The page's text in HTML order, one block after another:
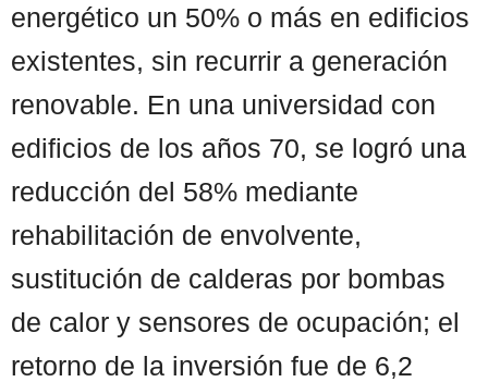
energético un 50% o más en edificios
existentes, sin recurrir a generación
renovable. En una universidad con
edificios de los años 70, se logró una
reducción del 58% mediante
rehabilitación de envolvente,
sustitución de calderas por bombas
de calor y sensores de ocupación; el
retorno de la inversión fue de 6,2